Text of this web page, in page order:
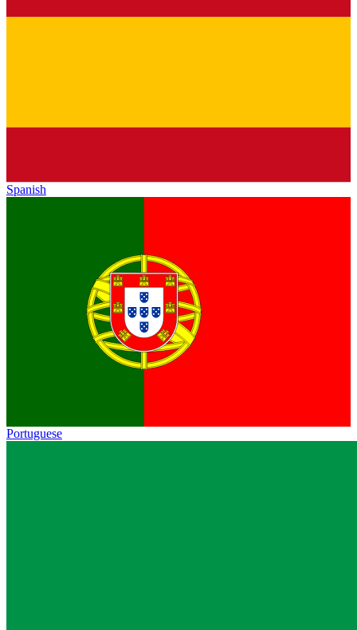
Spanish
Portuguese